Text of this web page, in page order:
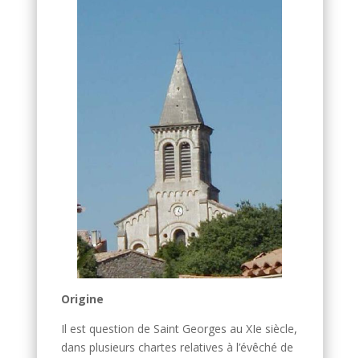
Origine
Il est question de Saint Georges au XIe siècle,
dans plusieurs chartes relatives à l’évêché de